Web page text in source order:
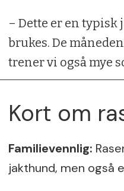
– Dette er en typisk
brukes. De
trener vi også mye
Kort om
Familievennlig:
jakthund, men også